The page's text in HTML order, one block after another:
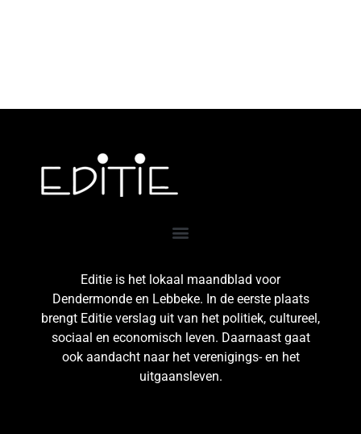
Editie is het lokaal maandblad voor
Dendermonde en Lebbeke. In de eerste plaats
brengt Editie verslag uit van het politiek, cultureel,
sociaal en economisch leven. Daarnaast gaat
ook aandacht naar het verenigings- en het
uitgaansleven.